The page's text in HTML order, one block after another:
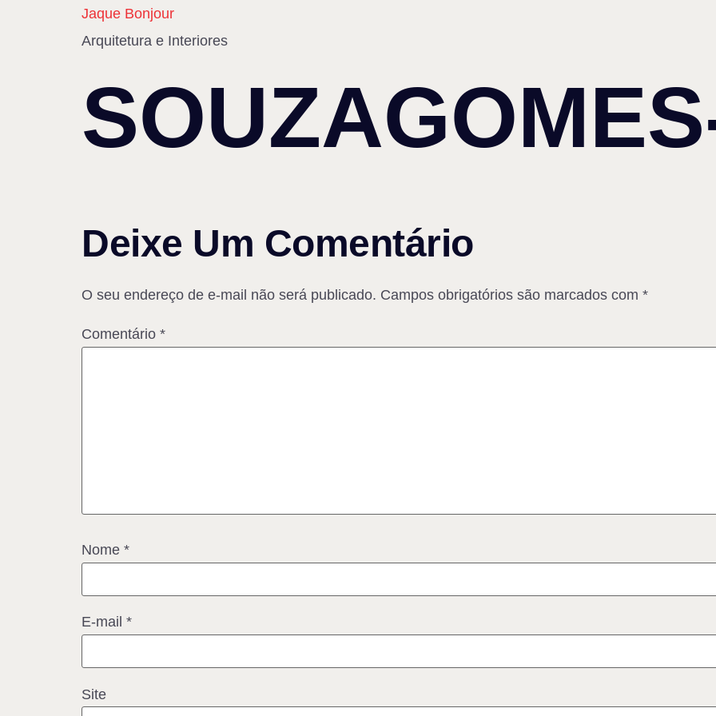
Jaque Bonjour
Arquitetura e Interiores
Deixe Um Comentário
O seu endereço de e-mail não será publicado. Campos obrigatórios são marcados com *
Comentário *
Nome *
E-mail *
Site